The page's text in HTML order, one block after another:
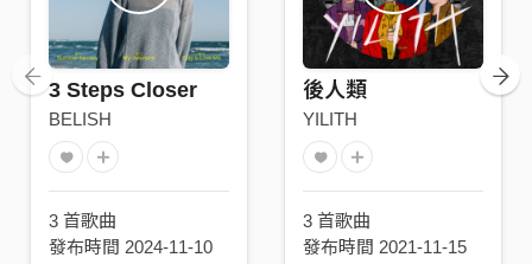
3 Steps Closer
BELISH
3 首歌曲
發布時間 2024-11-10
後人類
YILITH
3 首歌曲
發布時間 2021-11-15